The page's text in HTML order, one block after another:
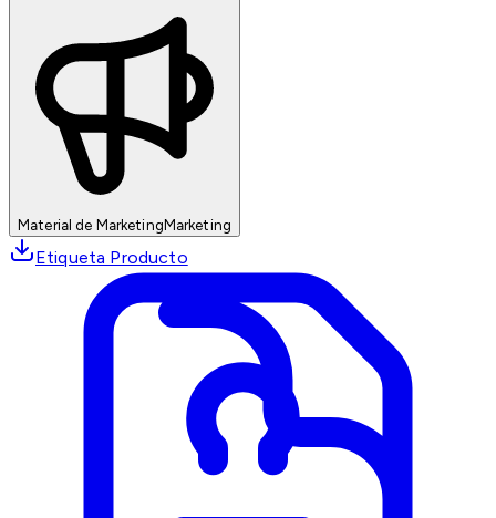
Material de MarketingMarketing
Etiqueta Producto